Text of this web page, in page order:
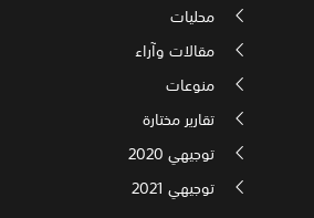
محليات
مقالات وآراء
منوعات
تقارير مختارة
توجيهي 2020
توجيهي 2021